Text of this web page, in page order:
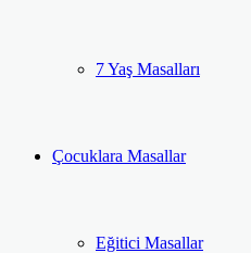
7 Yaş Masalları
Çocuklara Masallar
Eğitici Masallar